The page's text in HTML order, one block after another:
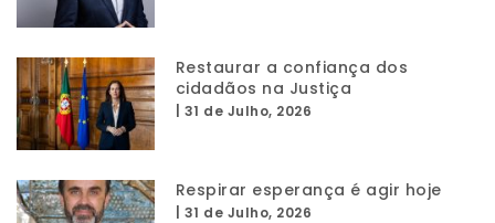
Restaurar a confiança dos
cidadãos na Justiça
31 de Julho, 2026
Respirar esperança é agir hoje
31 de Julho, 2026